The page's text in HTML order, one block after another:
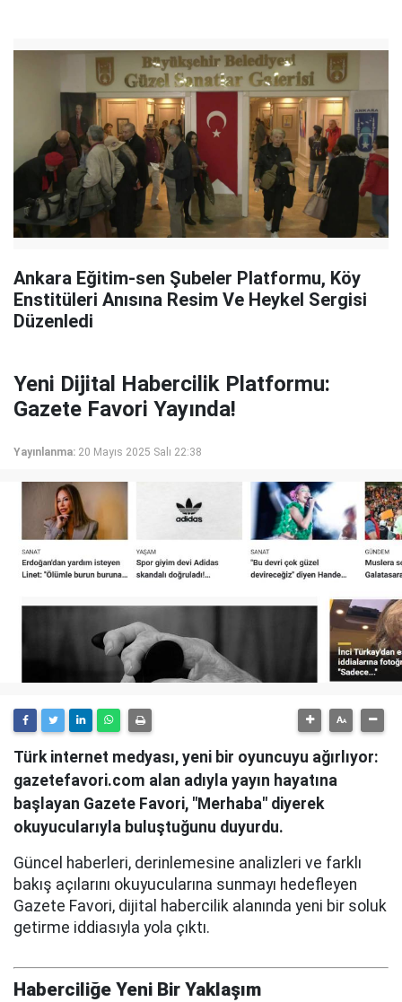
Ankara Eğitim-sen Şubeler Platformu, Köy
Enstitüleri Anısına Resim Ve Heykel Sergisi
Düzenledi
Yeni Dijital Habercilik Platformu:
Gazete Favori Yayında!
Yayınlanma: 20 Mayıs 2025 Salı 22:38
Türk internet medyası, yeni bir oyuncuyu ağırlıyor:
gazetefavori.com alan adıyla yayın hayatına
başlayan Gazete Favori, "Merhaba" diyerek
okuyucularıyla buluştuğunu duyurdu.
Güncel haberleri, derinlemesine analizleri ve farklı
bakış açılarını okuyucularına sunmayı hedefleyen
Gazete Favori, dijital habercilik alanında yeni bir soluk
getirme iddiasıyla yola çıktı.
Haberciliğe Yeni Bir Yaklaşım